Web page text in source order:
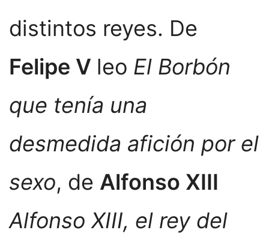
distintos reyes. De
Felipe V leo El Borbón
que tenía una
desmedida afición por el
sexo, de Alfonso XIII
Alfonso XIII, el rey del